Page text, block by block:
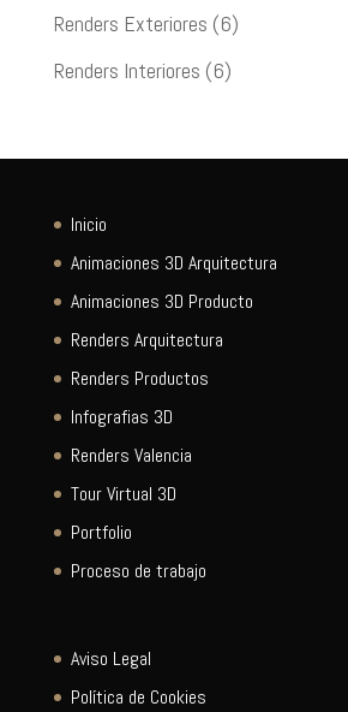
Renders Exteriores (6)
Renders Interiores (6)
Inicio
Animaciones 3D Arquitectura
Animaciones 3D Producto
Renders Arquitectura
Renders Productos
Infografias 3D
Renders Valencia
Tour Virtual 3D
Portfolio
Proceso de trabajo
Aviso Legal
Política de Cookies